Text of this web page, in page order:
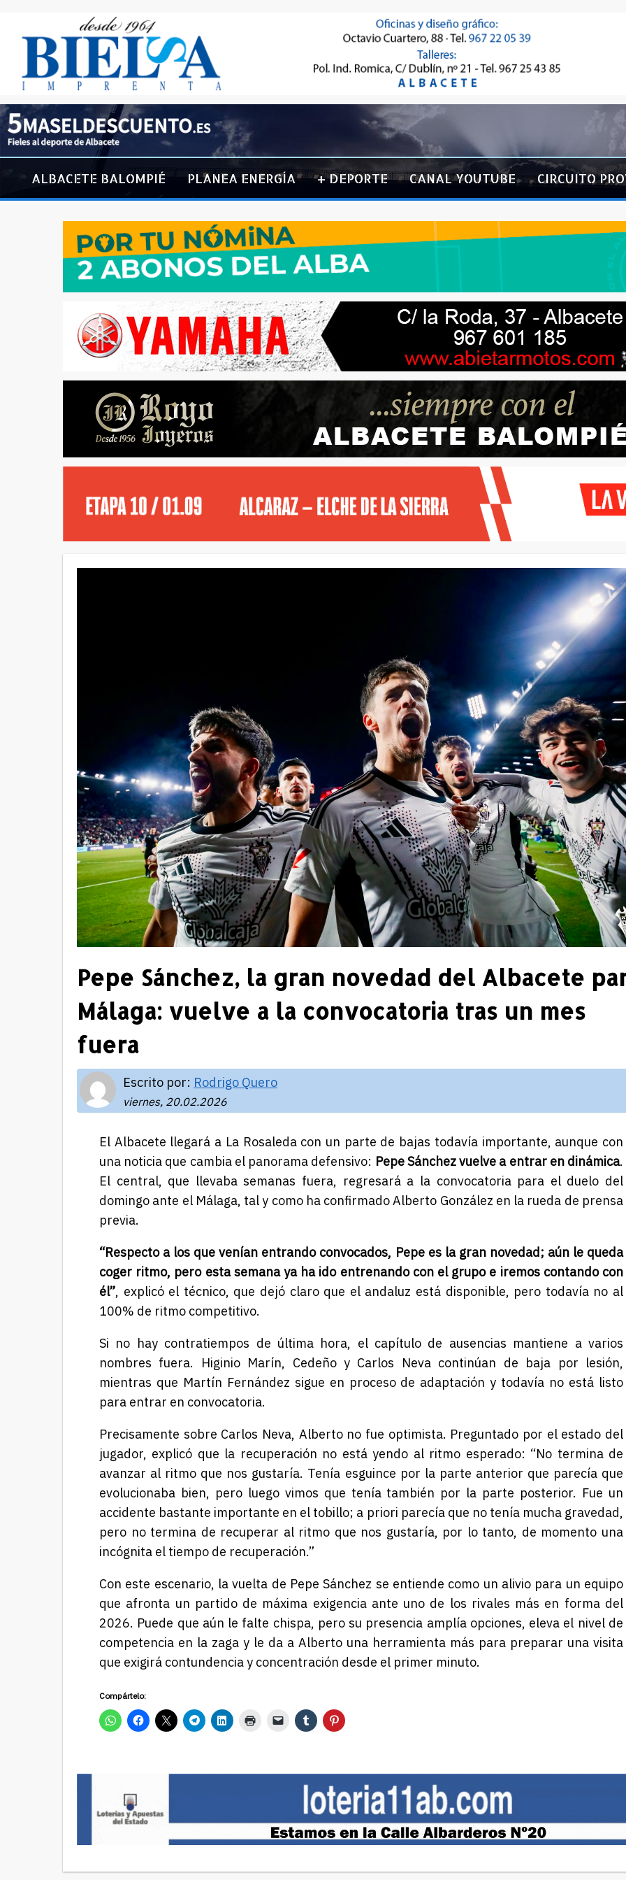
ALBACETE BALOMPIÉ PLANEA ENERGÍA + DEPORTE CANAL YOUTUBE CIRCUITO
Pepe Sánchez, la gran novedad del Albacete
Málaga: vuelve a la convocatoria tras un mes
fuera
Escrito por: Rodrigo Quero
viernes, 20.02.2026
El Albacete llegará a La Rosaleda con un parte de bajas todavía importante, aunque con
una noticia que cambia el panorama defensivo: Pepe Sánchez vuelve a entrar en dinámica.
El central, que llevaba semanas fuera, regresará a la convocatoria para el duelo del
domingo ante el Málaga, tal y como ha confirmado Alberto González en la rueda de prensa
previa.
“Respecto a los que venían entrando convocados, Pepe es la gran novedad; aún le queda
coger ritmo, pero esta semana ya ha ido entrenando con el grupo e iremos contando con
él”, explicó el técnico, que dejó claro que el andaluz está disponible, pero todavía no al
100% de ritmo competitivo.
Si no hay contratiempos de última hora, el capítulo de ausencias mantiene a varios
nombres fuera. Higinio Marín, Cedeño y Carlos Neva continúan de baja por lesión,
mientras que Martín Fernández sigue en proceso de adaptación y todavía no está listo
para entrar en convocatoria.
Precisamente sobre Carlos Neva, Alberto no fue optimista. Preguntado por el estado del
jugador, explicó que la recuperación no está yendo al ritmo esperado: “No termina de
avanzar al ritmo que nos gustaría. Tenía esguince por la parte anterior que parecía que
evolucionaba bien, pero luego vimos que tenía también por la parte posterior. Fue un
accidente bastante importante en el tobillo; a priori parecía que no tenía mucha gravedad,
pero no termina de recuperar al ritmo que nos gustaría, por lo tanto, de momento una
incógnita el tiempo de recuperación.”
Con este escenario, la vuelta de Pepe Sánchez se entiende como un alivio para un equipo
que afronta un partido de máxima exigencia ante uno de los rivales más en forma del
2026. Puede que aún le falte chispa, pero su presencia amplía opciones, eleva el nivel de
competencia en la zaga y le da a Alberto una herramienta más para preparar una visita
que exigirá contundencia y concentración desde el primer minuto.
Compártelo: